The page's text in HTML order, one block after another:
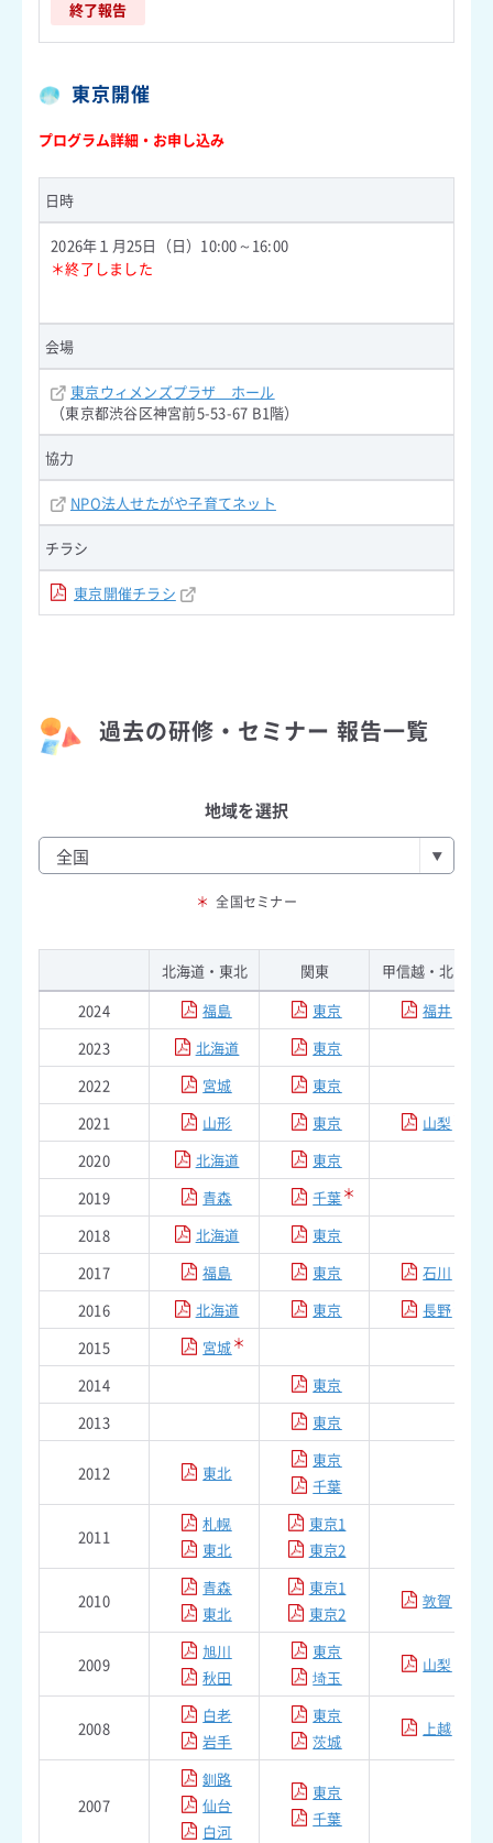
終了報告
東京開催
プログラム詳細・お申し込み
日時
2026年１月25日（日）10:00～16:00
＊終了しました
会場
東京ウィメンズプラザ ホール
（東京都渋谷区神宮前5-53-67 B1階）
協力
NPO法人せたがや子育てネット
チラシ
東京開催チラシ
過去の研修・セミナー 報告一覧
地域を選択
＊ 全国セミナー
北海道・東北 関東
甲信越・北陸
2024
福島 東京
福井
2023
北海道
東京
2022
宮城
東京
2021
山形 東京 山梨
2020 北海道
東京
2019
青森 千葉＊
2018 北海道
東京
2017
福島 東京
石川
2016
北海道 東京 長野
2015 宮城＊
2014
東京
2013
東京
2012 東北
東京
千葉
2011
札幌
東北
東京1
東京2
2010
青森
東北
東京1
東京2
敦賀
2009
旭川
秋田
東京
埼玉
山梨
2008
白老
岩手
東京
茨城
上越
2007
釧路
仙台
白河
東京
千葉